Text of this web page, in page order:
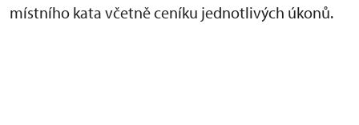
místního kata včetně ceníku jednotlivých úkonů.